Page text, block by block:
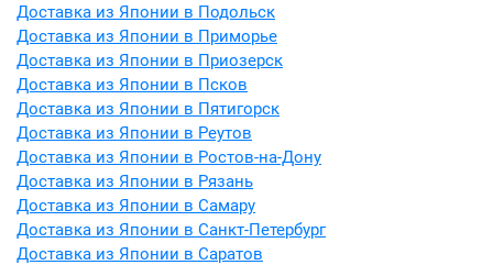
Доставка из Японии в Подольск
Доставка из Японии в Приморье
Доставка из Японии в Приозерск
Доставка из Японии в Псков
Доставка из Японии в Пятигорск
Доставка из Японии в Реутов
Доставка из Японии в Ростов-на-Дону
Доставка из Японии в Рязань
Доставка из Японии в Самару
Доставка из Японии в Санкт-Петербург
Доставка из Японии в Саратов